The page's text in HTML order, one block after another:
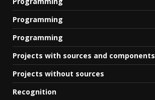
Programming
Programming
Projects with sources and components
Projects without sources
Recognition